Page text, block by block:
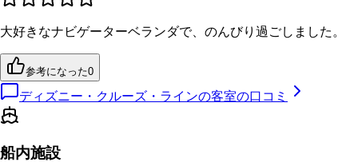
大好きなナビゲーターベランダで、のんびり過ごしました。
参考になった0
ディズニー・クルーズ・ラインの客室の口コミ
船内施設